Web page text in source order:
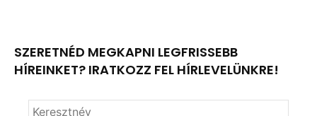
SZERETNÉD MEGKAPNI LEGFRISSEBB
HÍREINKET? IRATKOZZ FEL HÍRLEVELÜNKRE!